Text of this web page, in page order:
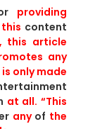
providing
content
, this article
any
only made
at all. “This
any of the